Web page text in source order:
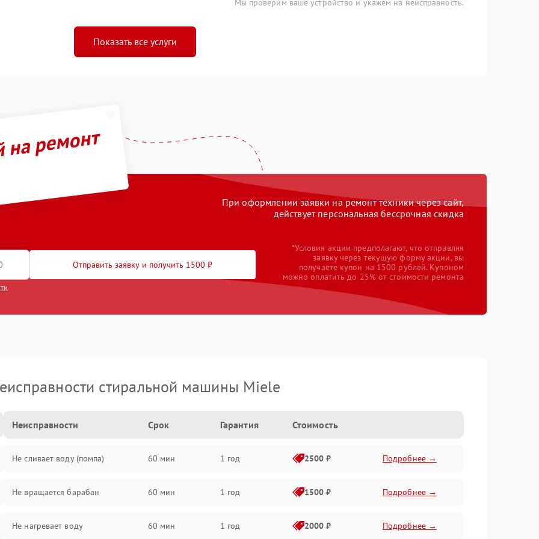
Мы проверим ваше устройство и укажем на неисправность.
Показать все услуги
ремонт
При оформлении заявки на ремонт техники через сайт,
действует персональная бессрочная скидка
Отправить заявку и получить 1500 ₽
*Условия акции предполагают, что отправляя
заявку через текущую форму акции, вы
получаете купон на 1500 рублей. Купоном
можно оплатить до 25% от стоимости ремонта
стиральной машины Miele
Неисправности Срок Гарантия Стоимость
Не сливает воду (помпа) 60 мин 1 год 2500 ₽ Подробнее →
Не вращается барабан 60 мин 1 год 1500 ₽ Подробнее →
Не нагревает воду 60 мин 1 год 2000 ₽ Подробнее →